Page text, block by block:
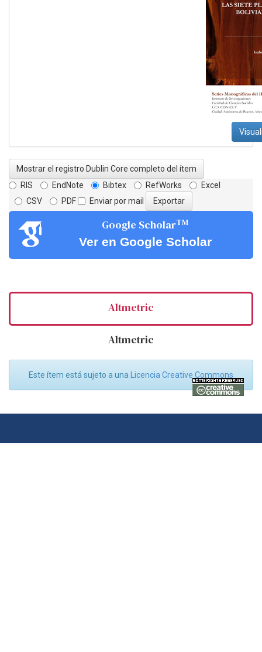
Mostrar el registro Dublin Core completo del ítem
RIS
EndNote Bibtex RefWorks
Excel
CSV
PDF Enviar por mail
Google ScholarTM
Ver en Google Scholar
Altmetric
Altmetric
Este ítem está sujeto a una Licencia Creative Commons